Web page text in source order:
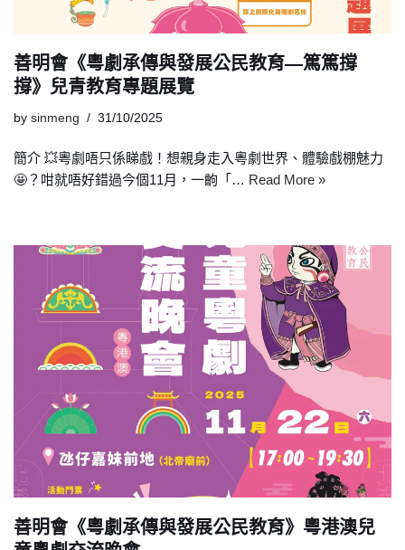
善明會《粵劇承傳與發展公民教育—篤篤撐
撐》兒青教育專題展覽
by sinmeng 31/10/2025
簡介 💥粵劇唔只係睇戲！想親身走入粵劇世界、體驗戲棚魅力
🤩？咁就唔好錯過今個11月，一齣「… Read More »
善明會《粵劇承傳與發展公民教育》粵港澳兒